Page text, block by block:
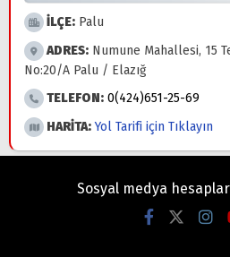
İLÇE: Palu
ADRES: Numune Mahallesi, 15
No:20/A Palu / Elazığ
TELEFON: 0(424)651-25-69
HARİTA: Yol Tarifi için Tıklayın
Sosyal medya